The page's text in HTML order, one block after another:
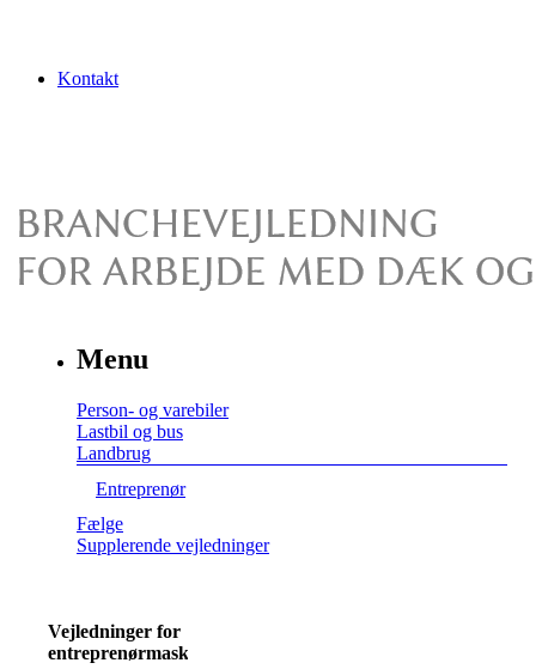
Kontakt
Menu
Person- og varebiler
Lastbil og bus
Landbrug
Entreprenør
Fælge
Supplerende vejledninger
Vejledninger for
entreprenørmaskiner